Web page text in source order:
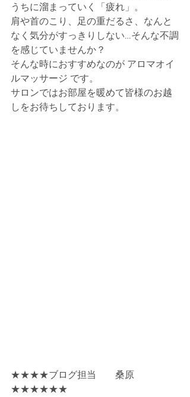
うちに溜まっていく「疲れ」。
肩や首のこり、足の重だるさ、なんと
なく気分がすっきりしない…そんな不調
を感じていませんか？
そんな時におすすめなのが アロマオイ
ルマッサージ です。
サロンではお部屋を暖めて皆様のお越
しをお待ちしております。
★★★★ブログ担当　　桑原
★★★★★★